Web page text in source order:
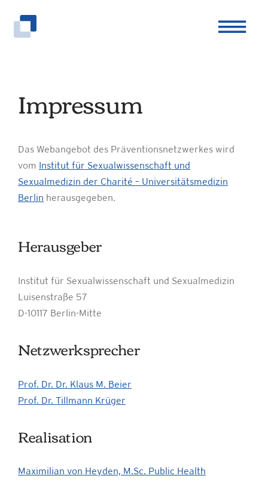
Inhalt
springen
Impressum
Das Webangebot des Präventionsnetzwerkes wird
vom Institut für Sexualwissenschaft und
Sexualmedizin der Charité – Universitätsmedizin
Berlin herausgegeben.
Herausgeber
Institut für Sexualwissenschaft und Sexualmedizin
Luisenstraße 57
D-10117 Berlin-Mitte
Netzwerksprecher
Prof. Dr. Dr. Klaus M. Beier
Prof. Dr. Tillmann Krüger
Realisation
Maximilian von Heyden, M.Sc. Public Health